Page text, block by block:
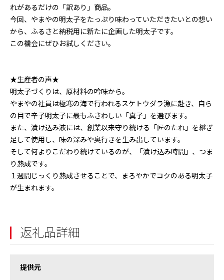
れがあるだけの「訳あり」商品。
今回、やまやの明太子をたっぷり味わっていただきたいとの想い
から、ふるさと納税用に新たに企画した明太子です。
この機会にぜひお試しください。
★生産者の声★
明太子づくりは、原材料の吟味から。
やまやの社員は極寒の海で行われるスケトウダラ漁に赴き、自ら
の目で辛子明太子に最もふさわしい「真子」を選びます。
また、漬け込み液には、創業以来守り続ける「匠のたれ」を継ぎ
足して使用し、味の深みや奥行きを生み出しています。
そして何よりこだわり続けているのが、「漬け込み時間」、つま
り熟成です。
１週間じっくり熟成させることで、まろやかでコクのある明太子
が生まれます。
返礼品詳細
提供元